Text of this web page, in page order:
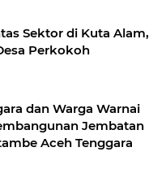
Sektor di Kuta Alam,
Perkokoh
dan Warga Warnai
Jembatan
Aceh Tenggara